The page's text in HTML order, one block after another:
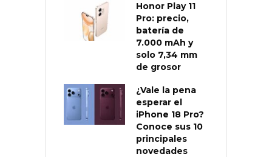
Honor Play 11
Pro: precio,
batería de
7.000 mAh y
solo 7,34 mm
de grosor
¿Vale la pena
esperar el
iPhone 18 Pro?
Conoce sus 10
principales
novedades